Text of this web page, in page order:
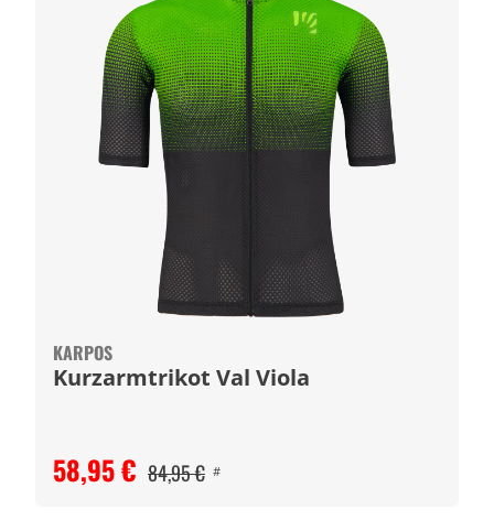
KARPOS
Kurzarmtrikot Val Viola
58,95 € 84,95 € #